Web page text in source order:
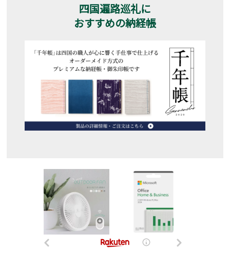
四国遍路巡礼に
おすすめの納経帳